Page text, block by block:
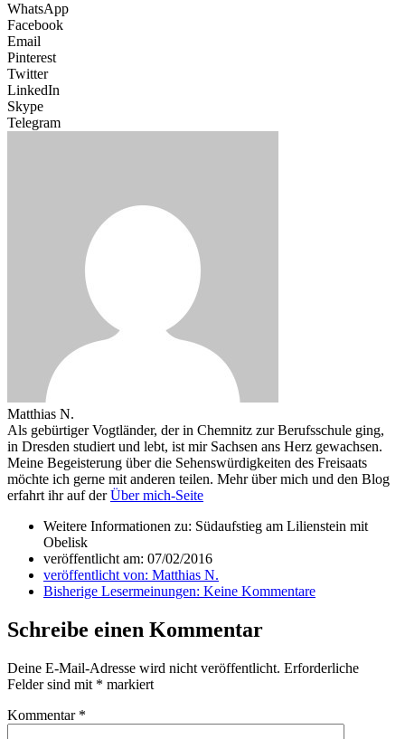
WhatsApp
Facebook
Email
Pinterest
Twitter
LinkedIn
Skype
Telegram
Matthias N.
Als gebürtiger Vogtländer, der in Chemnitz zur Berufsschule ging,
in Dresden studiert und lebt, ist mir Sachsen ans Herz gewachsen.
Meine Begeisterung über die Sehenswürdigkeiten des Freisaats
möchte ich gerne mit anderen teilen. Mehr über mich und den Blog
erfahrt ihr auf derÜber mich-Seite
Weitere Informationen zu: Südaufstieg am Lilienstein mit
Obelisk
veröffentlicht am: 07/02/2016
veröffentlicht von: Matthias N.
Bisherige Lesermeinungen: Keine Kommentare
Schreibe einen Kommentar
Deine E-Mail-Adresse wird nicht veröffentlicht. Erforderliche
Felder sind mit * markiert
Kommentar *